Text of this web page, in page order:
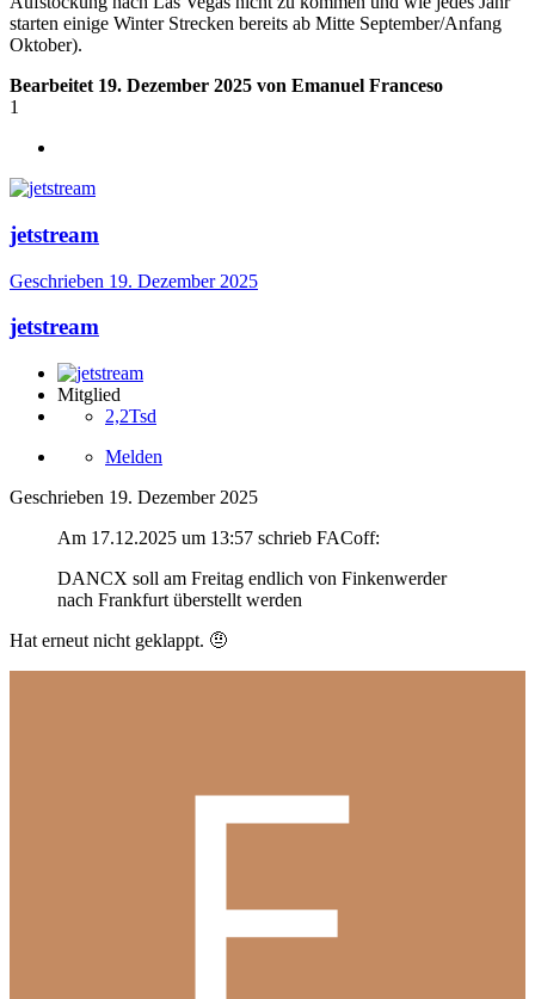
starten einige Winter Strecken bereits ab Mitte September/Anfang
Oktober).
Bearbeitet 19. Dezember 2025 von Emanuel Franceso
1
jetstream
Geschrieben 19. Dezember 2025
jetstream
Mitglied
2,2Tsd
Melden
Geschrieben 19. Dezember 2025
Am 17.12.2025 um 13:57 schrieb FACoff:
DANCX soll am Freitag endlich von Finkenwerder
nach Frankfurt überstellt werden
Hat erneut nicht geklappt. 🤨